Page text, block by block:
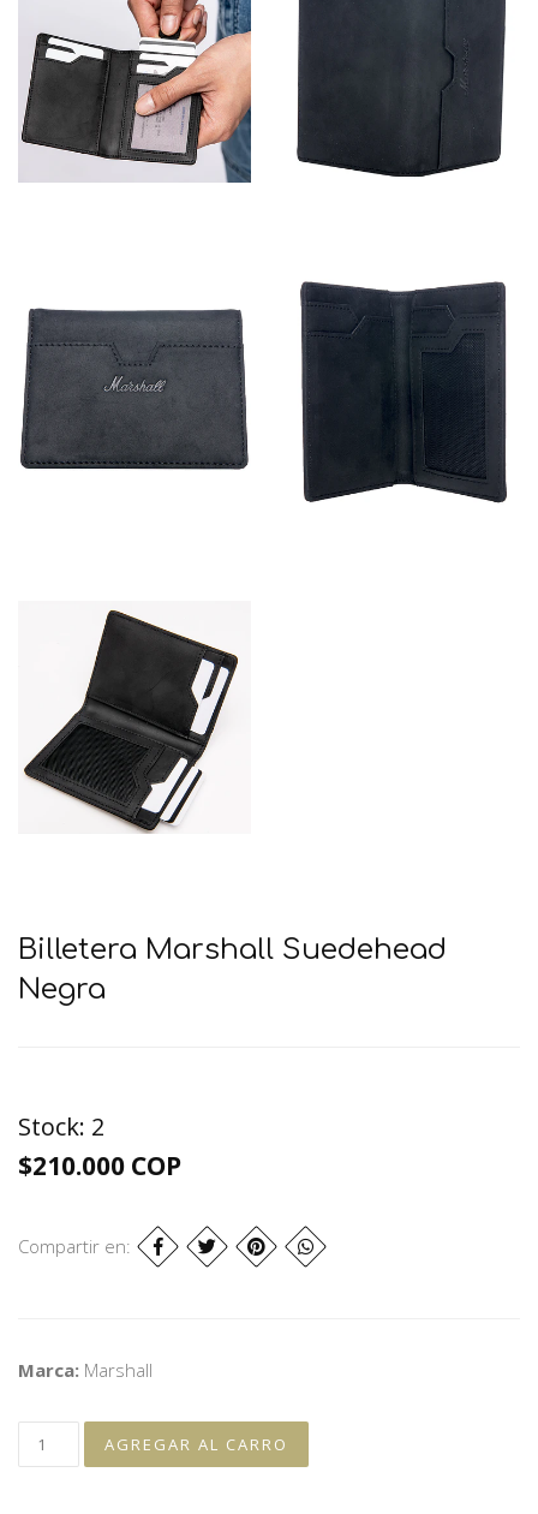
Billetera Marshall Suedehead
Negra
Stock: 2
$210.000 COP
Compartir en:
Marca: Marshall